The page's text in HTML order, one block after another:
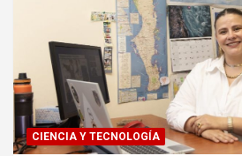
CIENCIA Y TECNOLOGÍA